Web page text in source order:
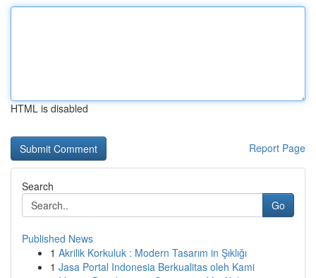
HTML is disabled
Report Page
Search
Go
Published News
1 Akrilik Korkuluk : Modern Tasarım in Şıklığı
1 Jasa Portal Indonesia Berkualitas oleh Kami